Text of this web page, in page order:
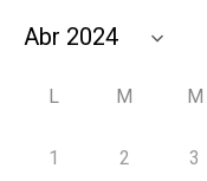
L M M
1 2 3